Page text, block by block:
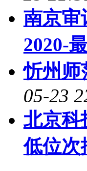
南京审
2020-
忻州师
05-23
北京科
低位次